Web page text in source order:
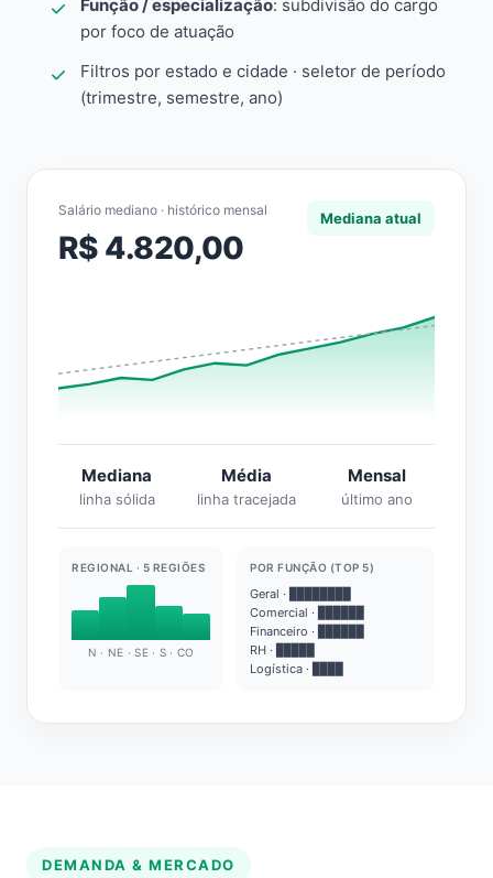
Função / especialização: subdivisão do cargo
por foco de atuação
Filtros por estado e cidade · seletor de período
(trimestre, semestre, ano)
Salário mediano · histórico mensal
R$ 4.820,00
Mediana atual
Mediana
linha sólida
Média
linha tracejada
Mensal
último ano
REGIONAL · 5 REGIÕES
N · NE · SE · S · CO
POR FUNÇÃO (TOP 5)
Geral · ████████
Comercial · ██████
Financeiro · ██████
RH · █████
Logística · ████
DEMANDA & MERCADO